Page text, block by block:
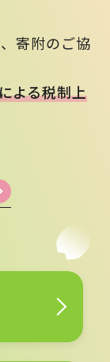
寄附のご協
よる税制上